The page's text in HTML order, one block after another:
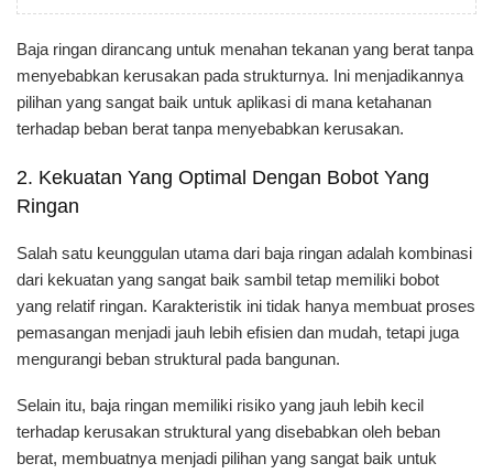
Baja ringan dirancang untuk menahan tekanan yang berat tanpa
menyebabkan kerusakan pada strukturnya. Ini menjadikannya
pilihan yang sangat baik untuk aplikasi di mana ketahanan
terhadap beban berat tanpa menyebabkan kerusakan.
2. Kekuatan Yang Optimal Dengan Bobot Yang
Ringan
Salah satu keunggulan utama dari baja ringan adalah kombinasi
dari kekuatan yang sangat baik sambil tetap memiliki bobot
yang relatif ringan. Karakteristik ini tidak hanya membuat proses
pemasangan menjadi jauh lebih efisien dan mudah, tetapi juga
mengurangi beban struktural pada bangunan.
Selain itu, baja ringan memiliki risiko yang jauh lebih kecil
terhadap kerusakan struktural yang disebabkan oleh beban
berat, membuatnya menjadi pilihan yang sangat baik untuk